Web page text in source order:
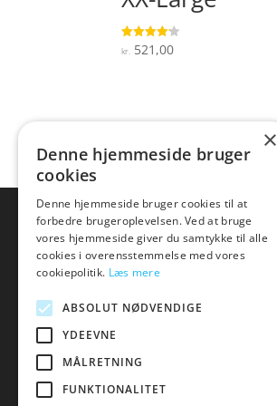
Vurderet
4.1
kr. 521,00
×
Denne hjemmeside bruger
cookies
Denne hjemmeside bruger cookies til at
forbedre brugeroplevelsen. Ved at bruge
vores hjemmeside giver du samtykke til alle
cookies i overensstemmelse med vores
cookiepolitik. Læs mere
ABSOLUT NØDVENDIGE
YDEEVNE
MÅLRETNING
FUNKTIONALITET